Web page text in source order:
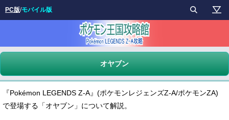
オヤブン
『Pokémon LEGENDS Z-A』(ポケモンレジェンズZ-A/ポケモンZA)
で登場する「オヤブン」について解説。
PC版/モバイル版